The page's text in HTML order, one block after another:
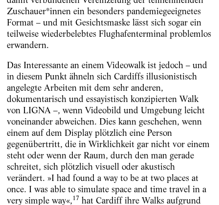
Zuschauer*innen ein besonders pandemiegeeignetes
Format – und mit Gesichtsmaske lässt sich sogar ein
teilweise wiederbelebtes Flughafenterminal problemlos
erwandern.
Das Interessante an einem Videowalk ist jedoch – und
in diesem Punkt ähneln sich Cardiffs illusionistisch
angelegte Arbeiten mit dem sehr anderen,
dokumentarisch und essayistisch konzipierten Walk
von LIGNA –, wenn Videobild und Umgebung leicht
voneinander abweichen. Dies kann geschehen, wenn
einem auf dem Display plötzlich eine Person
gegenübertritt, die in Wirklichkeit gar nicht vor einem
steht oder wenn der Raum, durch den man gerade
schreitet, sich plötzlich visuell oder akustisch
verändert. »I had found a way to be at two places at
once. I was able to simulate space and time travel in a
very simple way«,17 hat Cardiff ihre Walks aufgrund